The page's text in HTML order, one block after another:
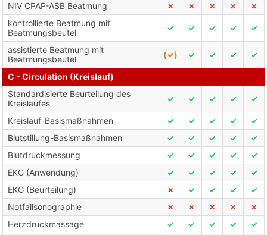
NIV CPAP-ASB Beatmung
✗ ✗ ✗ ✗
✗
kontrollierte Beatmung mit
Beatmungsbeutel
✓ ✓ ✓ ✓ ✓
assistierte Beatmung mit
Beatmungsbeutel
(✓) ✓ ✓ ✓ ✓
C - Circulation (Kreislauf)
Standardisierte Beurteilung des
Kreislaufes
✓ ✓ ✓ ✓ ✓
Kreislauf-Basismaßnahmen ✓ ✓ ✓ ✓
✓
Blutstillung-Basismaßnahmen
✓ ✓ ✓ ✓
✓
Blutdruckmessung
✓ ✓ ✓ ✓
✓
EKG (Anwendung)
✓ ✓ ✓ ✓
✓
EKG (Beurteilung)
✗ ✓ ✓ ✓
✓
Notfallsonographie
✗ ✗ ✗ ✗
✗
Herzdruckmassage
✓ ✓ ✓ ✓
✓